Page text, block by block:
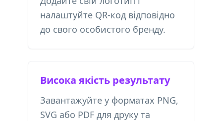
налаштуйте QR-код відповідно
до свого особистого бренду.
Висока якість результату
Завантажуйте у форматах PNG,
SVG або PDF для друку та